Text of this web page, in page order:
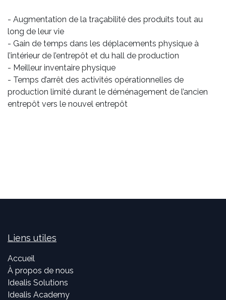
- Augmentation de la traçabilité des produits tout au
long de leur vie
- Gain de temps dans les déplacements physique à
l’intérieur de l’entrepôt et du hall de production
- Meilleur inventaire physique
- Temps d’arrêt des activités opérationnelles de
production limité durant le déménagement de l’ancien
entrepôt vers le nouvel entrepôt
Liens utiles
Accueil
À propos de nous
Idealis Solutions
Idealis Academy